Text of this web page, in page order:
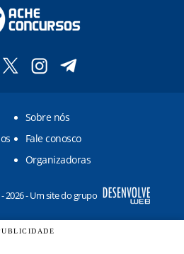
Sobre nós
Fale conosco
Organizadoras
2026 - Um site do grupo